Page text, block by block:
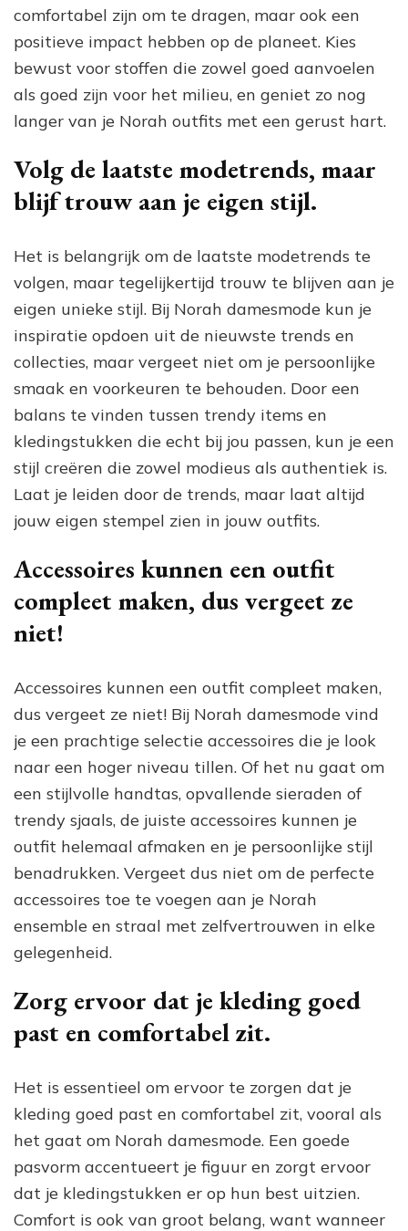
comfortabel zijn om te dragen, maar ook een
positieve impact hebben op de planeet. Kies
bewust voor stoffen die zowel goed aanvoelen
als goed zijn voor het milieu, en geniet zo nog
langer van je Norah outfits met een gerust hart.
Volg de laatste modetrends, maar
blijf trouw aan je eigen stijl.
Het is belangrijk om de laatste modetrends te
volgen, maar tegelijkertijd trouw te blijven aan je
eigen unieke stijl. Bij Norah damesmode kun je
inspiratie opdoen uit de nieuwste trends en
collecties, maar vergeet niet om je persoonlijke
smaak en voorkeuren te behouden. Door een
balans te vinden tussen trendy items en
kledingstukken die echt bij jou passen, kun je een
stijl creëren die zowel modieus als authentiek is.
Laat je leiden door de trends, maar laat altijd
jouw eigen stempel zien in jouw outfits.
Accessoires kunnen een outfit
compleet maken, dus vergeet ze
niet!
Accessoires kunnen een outfit compleet maken,
dus vergeet ze niet! Bij Norah damesmode vind
je een prachtige selectie accessoires die je look
naar een hoger niveau tillen. Of het nu gaat om
een stijlvolle handtas, opvallende sieraden of
trendy sjaals, de juiste accessoires kunnen je
outfit helemaal afmaken en je persoonlijke stijl
benadrukken. Vergeet dus niet om de perfecte
accessoires toe te voegen aan je Norah
ensemble en straal met zelfvertrouwen in elke
gelegenheid.
Zorg ervoor dat je kleding goed
past en comfortabel zit.
Het is essentieel om ervoor te zorgen dat je
kleding goed past en comfortabel zit, vooral als
het gaat om Norah damesmode. Een goede
pasvorm accentueert je figuur en zorgt ervoor
dat je kledingstukken er op hun best uitzien.
Comfort is ook van groot belang, want wanneer